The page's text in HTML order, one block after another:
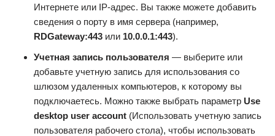
Интернете или IP-адрес. Вы также можете добавить
сведения о порту в имя сервера (например,
RDGateway:443 или 10.0.0.1:443).
Учетная запись пользователя — выберите или
добавьте учетную запись для использования со
шлюзом удаленных компьютеров, к которому вы
подключаетесь. Можно также выбрать параметр Use
desktop user account (Использовать учетную запись
пользователя рабочего стола), чтобы использовать